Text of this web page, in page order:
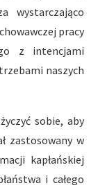
pracy
z intencjami
naszych
sobie, aby
zastosowany w
kapłańskiej
i całego